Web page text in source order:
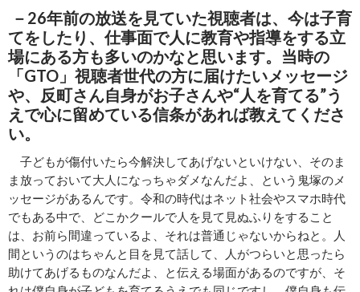
－ 26年前の放送を見ていた視聴者は、今は子育
てをしたり、仕事面で人に教育や指導をする立
場にある方も多いのかなと思います。当時の
「GTO」視聴者世代の方に届けたいメッセージ
や、反町さん自身がお子さんや“人を育てる”う
えで心に留めている信条があれば教えてくださ
い。
子どもが傷付いたら今解決してあげないといけない、そのま
ま放っておいて大人になっちゃダメなんだよ、という鬼塚のメ
ッセージがあるんです。令和の時代はネット社会やスマホ時代
でもある中で、どこかクールで人を見て見ぬふりをすること
は、お前ら間違っているよ、それは普通じゃないからねと。人
間というのはちゃんと目を見て話して、人がつらいと思ったら
助けてあげるものなんだよ、と伝える場面があるのですが、そ